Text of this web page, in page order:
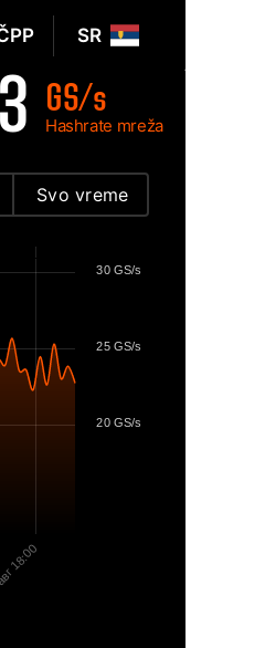
SR
GS/s
Hashrate mreža
Svo vreme
18:00
20 GS/s
25 GS/s
30 GS/s